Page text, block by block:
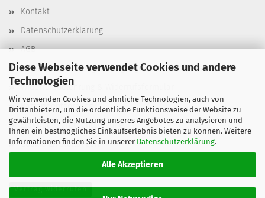
Diese Webseite verwendet Cookies und andere
Technologien
Wir verwenden Cookies und ähnliche Technologien, auch von
Drittanbietern, um die ordentliche Funktionsweise der Website zu
gewährleisten, die Nutzung unseres Angebotes zu analysieren und
Ihnen ein bestmögliches Einkaufserlebnis bieten zu können. Weitere
Informationen finden Sie in unserer Datenschutzerklärung.
Alle Akzeptieren
Kontakt
Datenschutzerklärung
AGB
Versand- & Zahlungsbedingungen, Versandkosten
Widerrufsbelehrung & Widerrufsformular
Batterieentsorgung
Elektroaltgeräteentsorgung
Cookie Einstellungen
Vertrag widerrufen